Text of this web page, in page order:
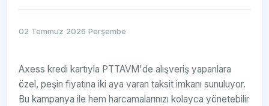
02 Temmuz 2026 Perşembe
Axess kredi kartıyla PTTAVM'de alışveriş yapanlara
özel, peşin fiyatına iki aya varan taksit imkanı sunuluyor.
Bu kampanya ile hem harcamalarınızı kolayca yönetebilir